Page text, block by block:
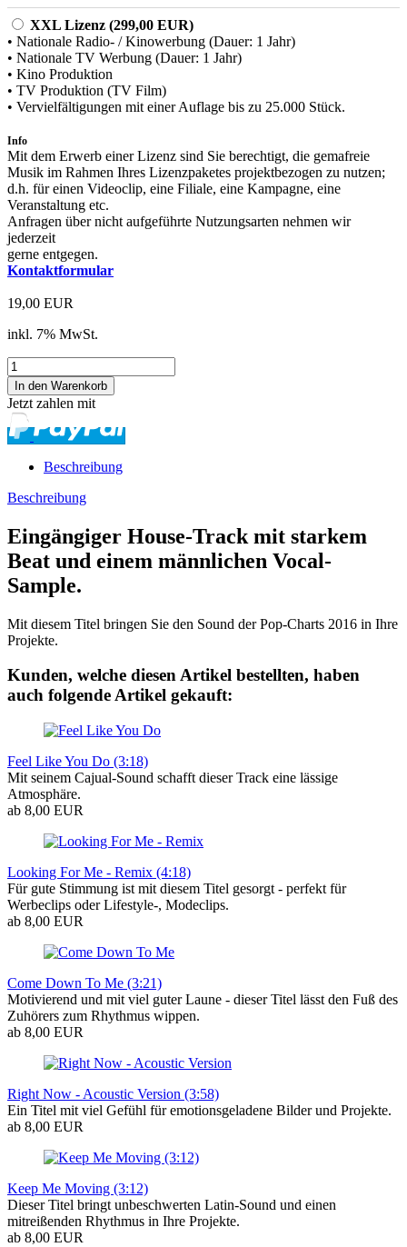
XXL Lizenz (299,00 EUR)
• Nationale Radio- / Kinowerbung (Dauer: 1 Jahr)
• Nationale TV Werbung (Dauer: 1 Jahr)
• Kino Produktion
• TV Produktion (TV Film)
• Vervielfältigungen mit einer Auflage bis zu 25.000 Stück.
Info
Mit dem Erwerb einer Lizenz sind Sie berechtigt, die gemafreie
Musik im Rahmen Ihres Lizenzpaketes projektbezogen zu nutzen;
d.h. für einen Videoclip, eine Filiale, eine Kampagne, eine
Veranstaltung etc.
Anfragen über nicht aufgeführte Nutzungsarten nehmen wir
jederzeit
gerne entgegen.
Kontaktformular
19,00 EUR
inkl. 7% MwSt.
Jetzt zahlen mit
Beschreibung
Beschreibung
Eingängiger House-Track mit starkem
Beat und einem männlichen Vocal-
Sample.
Mit diesem Titel bringen Sie den Sound der Pop-Charts 2016 in Ihre
Projekte.
Kunden, welche diesen Artikel bestellten, haben
auch folgende Artikel gekauft:
Feel Like You Do (3:18)
Mit seinem Cajual-Sound schafft dieser Track eine lässige
Atmosphäre.
ab 8,00 EUR
Looking For Me - Remix (4:18)
Für gute Stimmung ist mit diesem Titel gesorgt - perfekt für
Werbeclips oder Lifestyle-, Modeclips.
ab 8,00 EUR
Come Down To Me (3:21)
Motivierend und mit viel guter Laune - dieser Titel lässt den Fuß des
Zuhörers zum Rhythmus wippen.
ab 8,00 EUR
Right Now - Acoustic Version (3:58)
Ein Titel mit viel Gefühl für emotionsgeladene Bilder und Projekte.
ab 8,00 EUR
Keep Me Moving (3:12)
Dieser Titel bringt unbeschwerten Latin-Sound und einen
mitreißenden Rhythmus in Ihre Projekte.
ab 8,00 EUR